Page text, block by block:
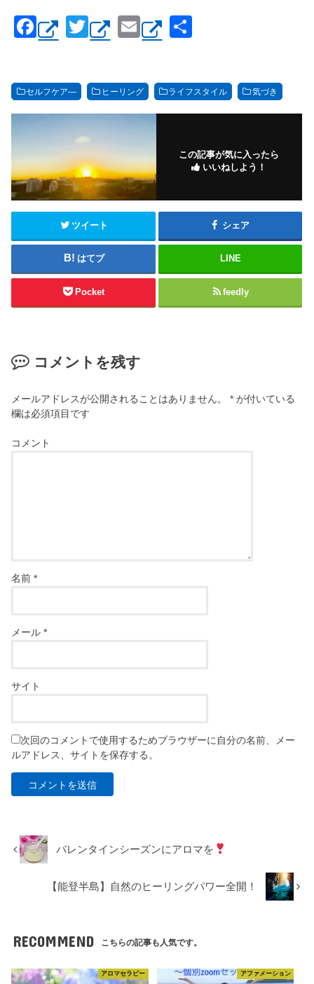
F
a
e
b
o
o
k
T
wi
er
E
m
セルフケア― ヒーリング ライフスタイル 気づき
この記事が気に入ったら
いいねしよう！
ツイート シェア
はてブ LINE
Pocket feedly
コメントを残す
メールアドレスが公開されることはありません。 * が付いている
欄は必須項目です
コメント
名前*
メール*
サイト
次回のコメントで使用するためブラウザーに自分の名前、メー
ルアドレス、サイトを保存する。
バレンタインシーズンにアロマを
【能登半島】自然のヒーリングパワー全開！
RECOMMEND こちらの記事も人気です。
アロマセラピー アファメーション